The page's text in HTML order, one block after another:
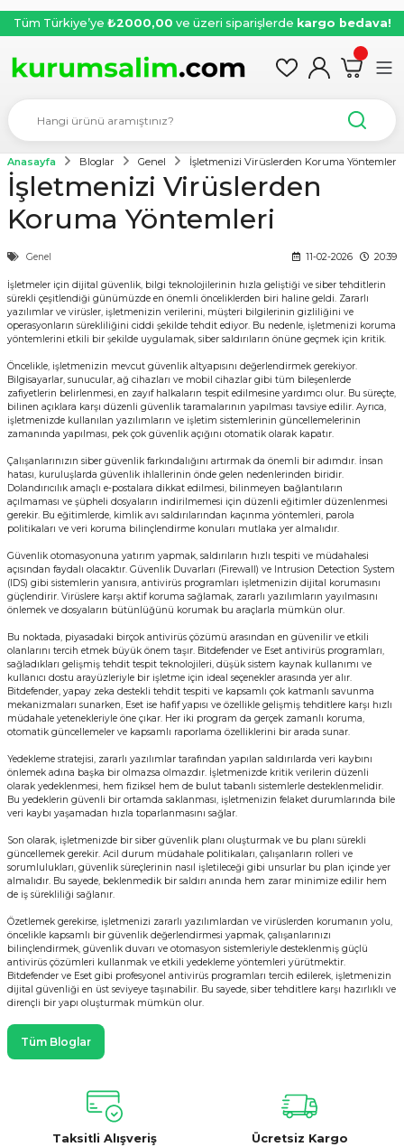
Tüm Türkiye’ye ₺2000,00 ve üzeri siparişlerde kargo bedava!
Anasayfa Bloglar Genel İşletmenizi Virüslerden Koruma Yöntemleri
İşletmenizi Virüslerden
Koruma Yöntemleri
Genel 11-02-2026 20:39
İşletmeler için dijital güvenlik, bilgi teknolojilerinin hızla geliştiği ve siber tehditlerin
sürekli çeşitlendiği günümüzde en önemli önceliklerden biri haline geldi. Zararlı
yazılımlar ve virüsler, işletmenizin verilerini, müşteri bilgilerinin gizliliğini ve
operasyonların sürekliliğini ciddi şekilde tehdit ediyor. Bu nedenle, işletmenizi koruma
yöntemlerini etkili bir şekilde uygulamak, siber saldırıların önüne geçmek için kritik.
Öncelikle, işletmenizin mevcut güvenlik altyapısını değerlendirmek gerekiyor.
Bilgisayarlar, sunucular, ağ cihazları ve mobil cihazlar gibi tüm bileşenlerde
zafiyetlerin belirlenmesi, en zayıf halkaların tespit edilmesine yardımcı olur. Bu süreçte,
bilinen açıklara karşı düzenli güvenlik taramalarının yapılması tavsiye edilir. Ayrıca,
işletmenizde kullanılan yazılımların ve işletim sistemlerinin güncellemelerinin
zamanında yapılması, pek çok güvenlik açığını otomatik olarak kapatır.
Çalışanlarınızın siber güvenlik farkındalığını artırmak da önemli bir adımdır. İnsan
hatası, kuruluşlarda güvenlik ihlallerinin önde gelen nedenlerinden biridir.
Dolandırıcılık amaçlı e-postalara dikkat edilmesi, bilinmeyen bağlantıların
açılmaması ve şüpheli dosyaların indirilmemesi için düzenli eğitimler düzenlenmesi
gerekir. Bu eğitimlerde, kimlik avı saldırılarından kaçınma yöntemleri, parola
politikaları ve veri koruma bilinçlendirme konuları mutlaka yer almalıdır.
Güvenlik otomasyonuna yatırım yapmak, saldırıların hızlı tespiti ve müdahalesi
açısından faydalı olacaktır. Güvenlik Duvarları (Firewall) ve Intrusion Detection System
(IDS) gibi sistemlerin yanısıra, antivirüs programları işletmenizin dijital korumasını
güçlendirir. Virüslere karşı aktif koruma sağlamak, zararlı yazılımların yayılmasını
önlemek ve dosyaların bütünlüğünü korumak bu araçlarla mümkün olur.
Bu noktada, piyasadaki birçok antivirüs çözümü arasından en güvenilir ve etkili
olanlarını tercih etmek büyük önem taşır. Bitdefender ve Eset antivirüs programları,
sağladıkları gelişmiş tehdit tespit teknolojileri, düşük sistem kaynak kullanımı ve
kullanıcı dostu arayüzleriyle bir işletme için ideal seçenekler arasında yer alır.
Bitdefender, yapay zeka destekli tehdit tespiti ve kapsamlı çok katmanlı savunma
mekanizmaları sunarken, Eset ise hafif yapısı ve özellikle gelişmiş tehditlere karşı hızlı
müdahale yetenekleriyle öne çıkar. Her iki program da gerçek zamanlı koruma,
otomatik güncellemeler ve kapsamlı raporlama özelliklerini bir arada sunar.
Yedekleme stratejisi, zararlı yazılımlar tarafından yapılan saldırılarda veri kaybını
önlemek adına başka bir olmazsa olmazdır. İşletmenizde kritik verilerin düzenli
olarak yedeklenmesi, hem fiziksel hem de bulut tabanlı sistemlerle desteklenmelidir.
Bu yedeklerin güvenli bir ortamda saklanması, işletmenizin felaket durumlarında bile
veri kaybı yaşamadan hızla toparlanmasını sağlar.
Son olarak, işletmenizde bir siber güvenlik planı oluşturmak ve bu planı sürekli
güncellemek gerekir. Acil durum müdahale politikaları, çalışanların rolleri ve
sorumlulukları, güvenlik süreçlerinin nasıl işletileceği gibi unsurlar bu plan içinde yer
almalıdır. Bu sayede, beklenmedik bir saldırı anında hem zarar minimize edilir hem
de iş sürekliliği sağlanır.
Özetlemek gerekirse, işletmenizi zararlı yazılımlardan ve virüslerden korumanın yolu,
öncelikle kapsamlı bir güvenlik değerlendirmesi yapmak, çalışanlarınızı
bilinçlendirmek, güvenlik duvarı ve otomasyon sistemleriyle desteklenmiş güçlü
antivirüs çözümleri kullanmak ve etkili yedekleme yöntemleri yürütmektir.
Bitdefender ve Eset gibi profesyonel antivirüs programları tercih edilerek, işletmenizin
dijital güvenliği en üst seviyeye taşınabilir. Bu sayede, siber tehditlere karşı hazırlıklı ve
dirençli bir yapı oluşturmak mümkün olur.
Tüm Bloglar
Taksitli Alışveriş
Ücretsiz Kargo